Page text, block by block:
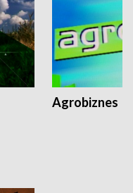
Agrobiznes